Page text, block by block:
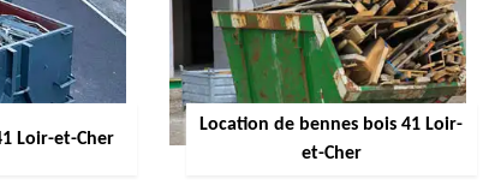
Loir-et-Cher
Location de bennes bois 41 Loir-
et-Cher